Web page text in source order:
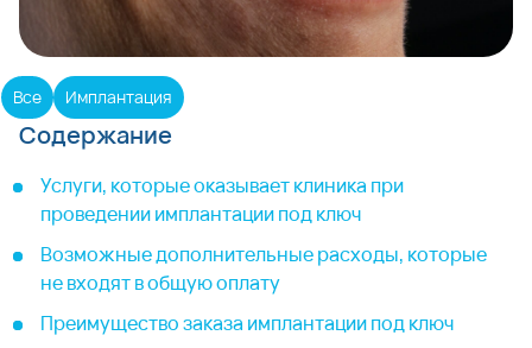
Все Имплантация
Содержание
Услуги, которые оказывает клиника при
проведении имплантации под ключ
Возможные дополнительные расходы, которые
не входят в общую оплату
Преимущество заказа имплантации под ключ